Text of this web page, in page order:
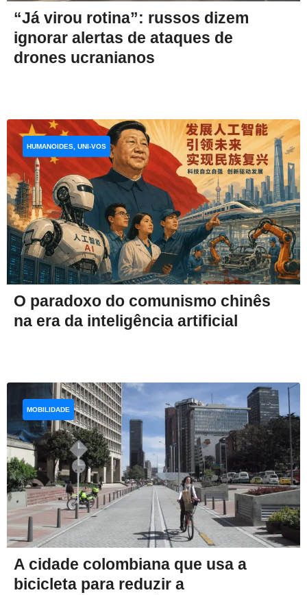
“Já virou rotina”: russos dizem
ignorar alertas de ataques de
drones ucranianos
O paradoxo do comunismo chinês
na era da inteligência artificial
HUMANOIDES, UNI-VOS
A cidade colombiana que usa a
bicicleta para reduzir a
MOBILIDADE